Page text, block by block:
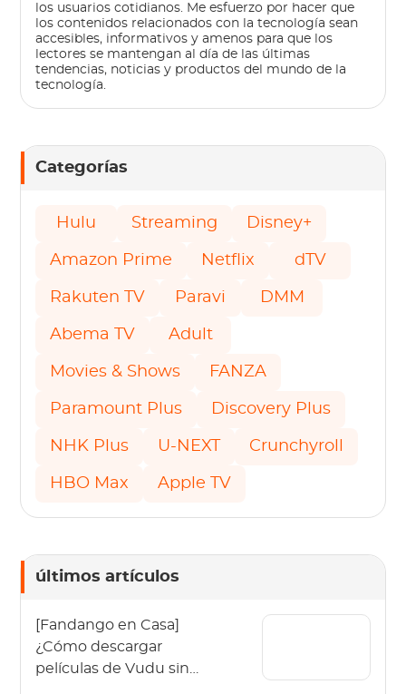
los usuarios cotidianos. Me esfuerzo por hacer que
los contenidos relacionados con la tecnología sean
accesibles, informativos y amenos para que los
lectores se mantengan al día de las últimas
tendencias, noticias y productos del mundo de la
tecnología.
Categorías
Hulu Streaming Disney+
Amazon Prime Netflix dTV
Rakuten TV Paravi DMM
Abema TV Adult
Movies & Shows FANZA
Paramount Plus Discovery Plus
NHK Plus U-NEXT Crunchyroll
HBO Max Apple TV
últimos artículos
[Fandango en Casa]
¿Cómo descargar
películas de Vudu sin